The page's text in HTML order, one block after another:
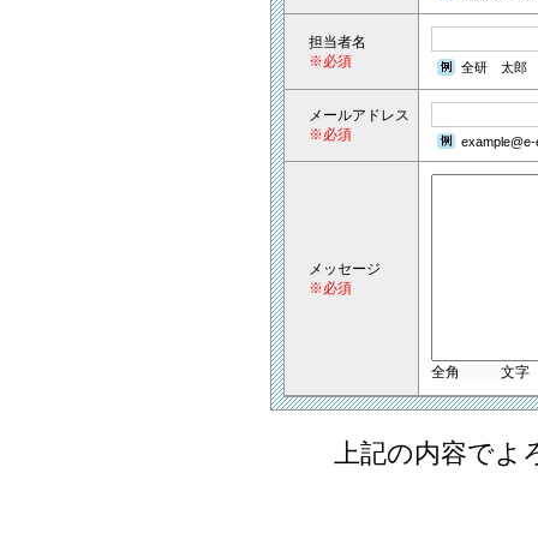
担当者名
※必須
全研 太郎
メールアドレス
※必須
メッセージ
※必須
全角 文字
上記の内容でよ